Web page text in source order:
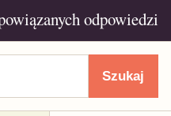
odpowiedzi
Szukaj